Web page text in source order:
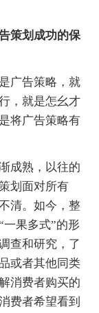
策划成功的保
广告策略，就
，就是怎幺才
将广告策略有
成熟，以往的
划面对所有
清。如今，整
果多式”的形
查和研究，了
或者其他同类
消费者购买的
费者希望看到